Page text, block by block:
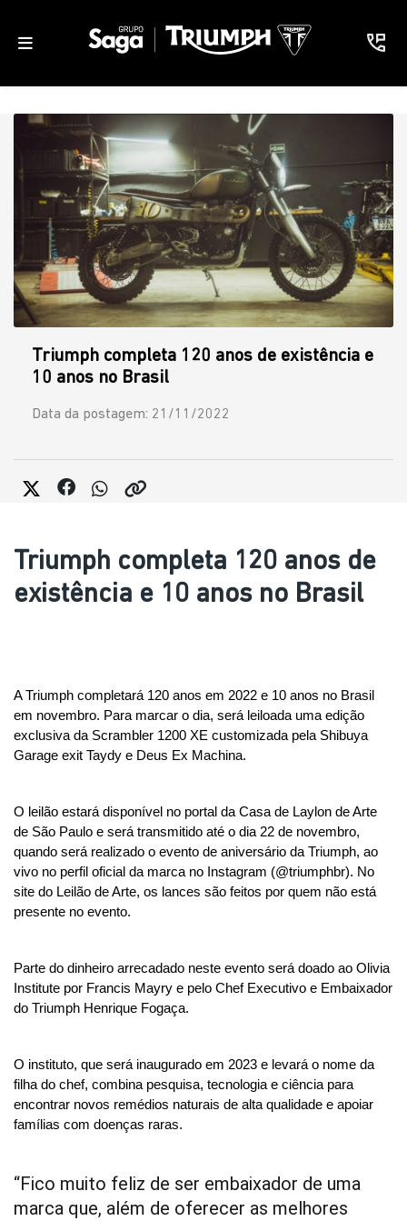
Triumph completa 120 anos de existência e
10 anos no Brasil
Data da postagem: 21/11/2022
Triumph completa 120 anos de
existência e 10 anos no Brasil
A Triumph completará 120 anos em 2022 e 10 anos no Brasil
em novembro. Para marcar o dia, será leiloada uma edição
exclusiva da Scrambler 1200 XE customizada pela Shibuya
Garage exit Taydy e Deus Ex Machina.
O leilão estará disponível no portal da Casa de Laylon de Arte
de São Paulo e será transmitido até o dia 22 de novembro,
quando será realizado o evento de aniversário da Triumph, ao
vivo no perfil oficial da marca no Instagram (@triumphbr). No
site do Leilão de Arte, os lances são feitos por quem não está
presente no evento.
Parte do dinheiro arrecadado neste evento será doado ao Olivia
Institute por Francis Mayry e pelo Chef Executivo e Embaixador
do Triumph Henrique Fogaça.
O instituto, que será inaugurado em 2023 e levará o nome da
filha do chef, combina pesquisa, tecnologia e ciência para
encontrar novos remédios naturais de alta qualidade e apoiar
famílias com doenças raras.
“Fico muito feliz de ser embaixador de uma
marca que, além de oferecer as melhores